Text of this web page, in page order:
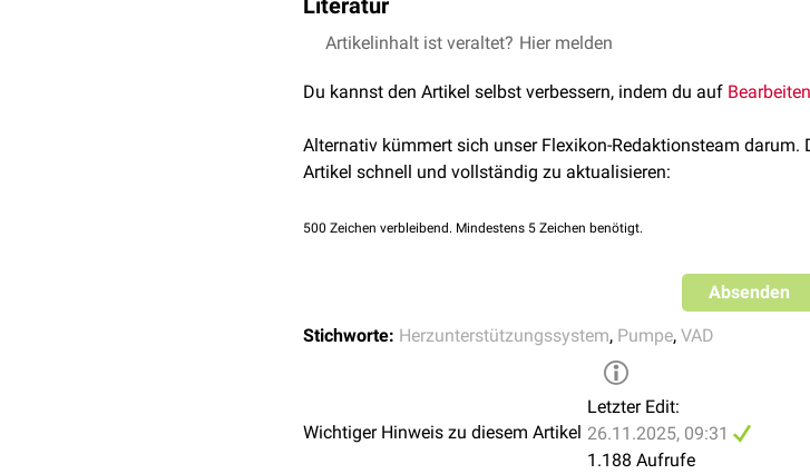
Nachblutungen
Thromboembolien
Sepsis
Literatur
https://edoc.ub.uni-muenchen.de/19605/2/Wirth_Thomas.pdf
Zucchetta, Fabio et al.“The Jarvik-2000 ventricular assist
Artikelinhalt ist veraltet? Hier melden
Du kannst den Artikel selbst verbessern, indem du auf Bearbeiten
Alternativ kümmert sich unser Flexikon-Redaktionsteam darum.
Artikel schnell und vollständig zu aktualisieren:
500 Zeichen verbleibend. Mindestens 5 Zeichen benötigt.
Absenden
Stichworte: Herzunterstützungssystem, Pumpe, VAD
Wichtiger Hinweis zu diesem Artikel
Letzter Edit:
26.11.2025, 09:31
1.188 Aufrufe